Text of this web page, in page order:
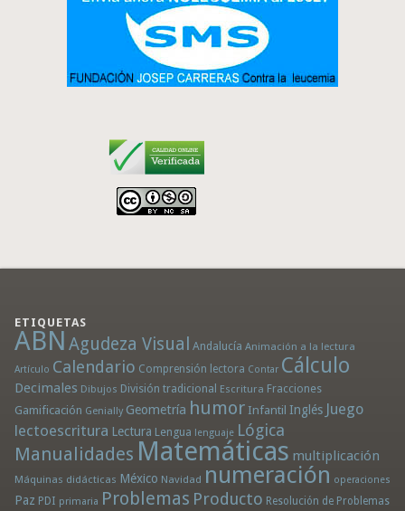
ETIQUETAS
ABN Agudeza Visual Andalucía Animación a la lectura
Artículo Calendario Comprensión lectora Contar Cálculo
Decimales Dibujos División tradicional Escritura Fracciones
Gamificación Genially Geometría humor Infantil Inglés Juego
lectoescritura Lectura Lengua lenguaje Lógica
Manualidades Matemáticas multiplicación
Máquinas didácticas México Navidad numeración operaciones
Paz PDI primaria Problemas Producto Resolución de Problemas